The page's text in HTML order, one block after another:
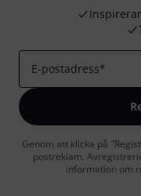
E-postadress*
Genom att klicka på
postreklam.
information om